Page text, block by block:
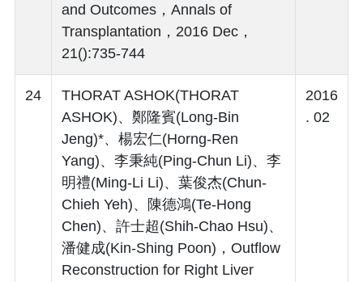
and Outcomes，Annals of
Transplantation，2016 Dec，
21():735-744
24
THORAT ASHOK(THORAT
ASHOK)、鄭隆賓(Long-Bin
Jeng)*、楊宏仁(Horng-Ren
Yang)、李秉純(Ping-Chun Li)、李
明禮(Ming-Li Li)、葉俊杰(Chun-
Chieh Yeh)、陳德鴻(Te-Hong
Chen)、許士超(Shih-Chao Hsu)、
潘健成(Kin-Shing Poon)，Outflow
Reconstruction for Right Liver
2016
. 02